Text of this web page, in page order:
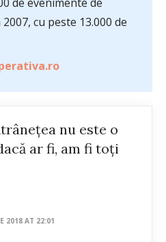
cu peste 13.000 de
nu este o
ar fi, am fi toţi
2018 AT 22:01